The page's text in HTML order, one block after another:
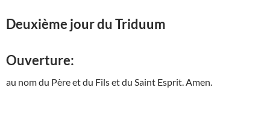
Deuxième jour du Triduum
Ouverture:
au nom du Père et du Fils et du Saint Esprit. Amen.